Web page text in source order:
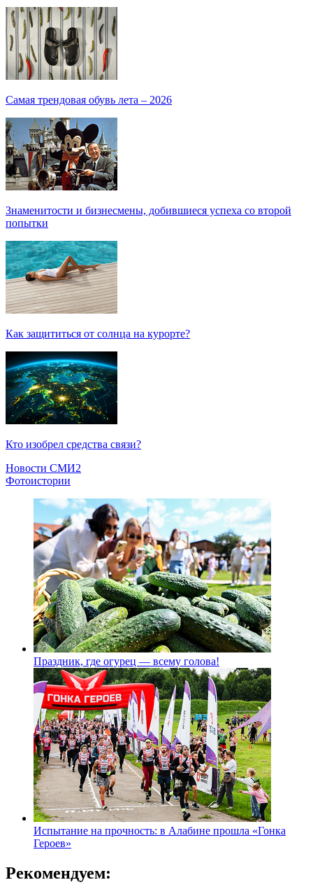
Самая трендовая обувь лета – 2026
Знаменитости и бизнесмены, добившиеся успеха со второй
попытки
Как защититься от солнца на курорте?
Кто изобрел средства связи?
Новости СМИ2
Фотоистории
Праздник, где огурец — всему голова!
Испытание на прочность: в Алабине прошла «Гонка
Героев»
Рекомендуем: